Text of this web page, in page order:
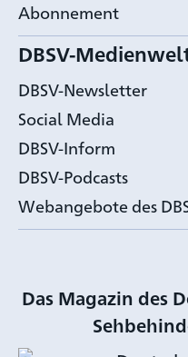
Abonnement
DBSV-
DBSV-Newsletter
Social Media
DBSV-Inform
DBSV-Podcasts
Webangebote des
Das Magazin des